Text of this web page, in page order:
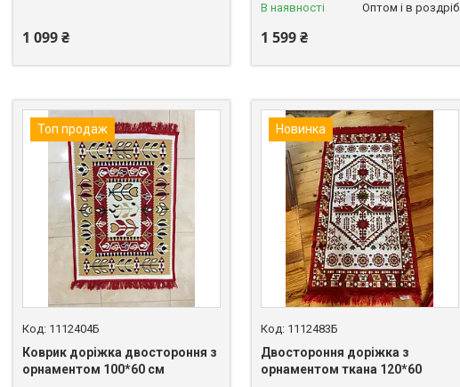
1 099 ₴
В наявності Оптом і в роздріб
1 599 ₴
Топ продаж
1112404Б
Коврик доріжка двостороння з
орнаментом 100*60 см
Новинка
1112483Б
Двостороння доріжка з
орнаментом ткана 120*60